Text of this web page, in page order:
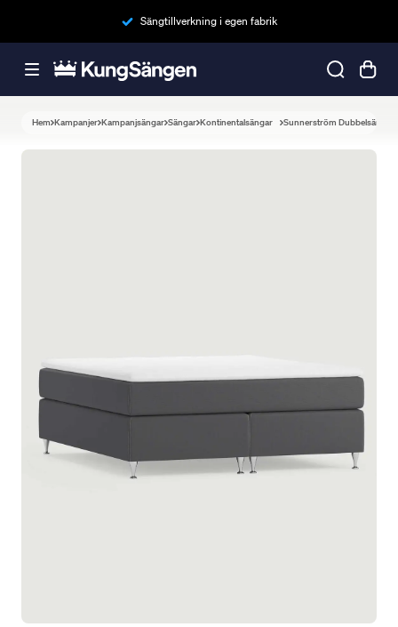
Sängtillverkning i egen fabrik
Hem Kampanjer Kampanjsängar Sängar Kontinentalsängar Sunnerström Dubbelsäng